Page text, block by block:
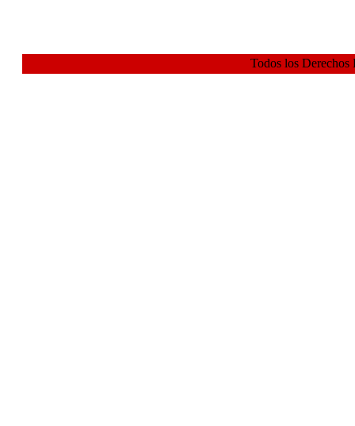
Todos los Derechos